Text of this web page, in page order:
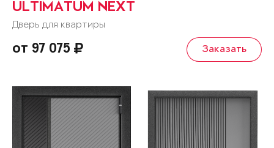
ULTIMATUM NEXT
Дверь для квартиры
от 97 075 Заказать